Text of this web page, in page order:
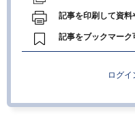
記事を印刷して資
記事をブックマーク
ログ